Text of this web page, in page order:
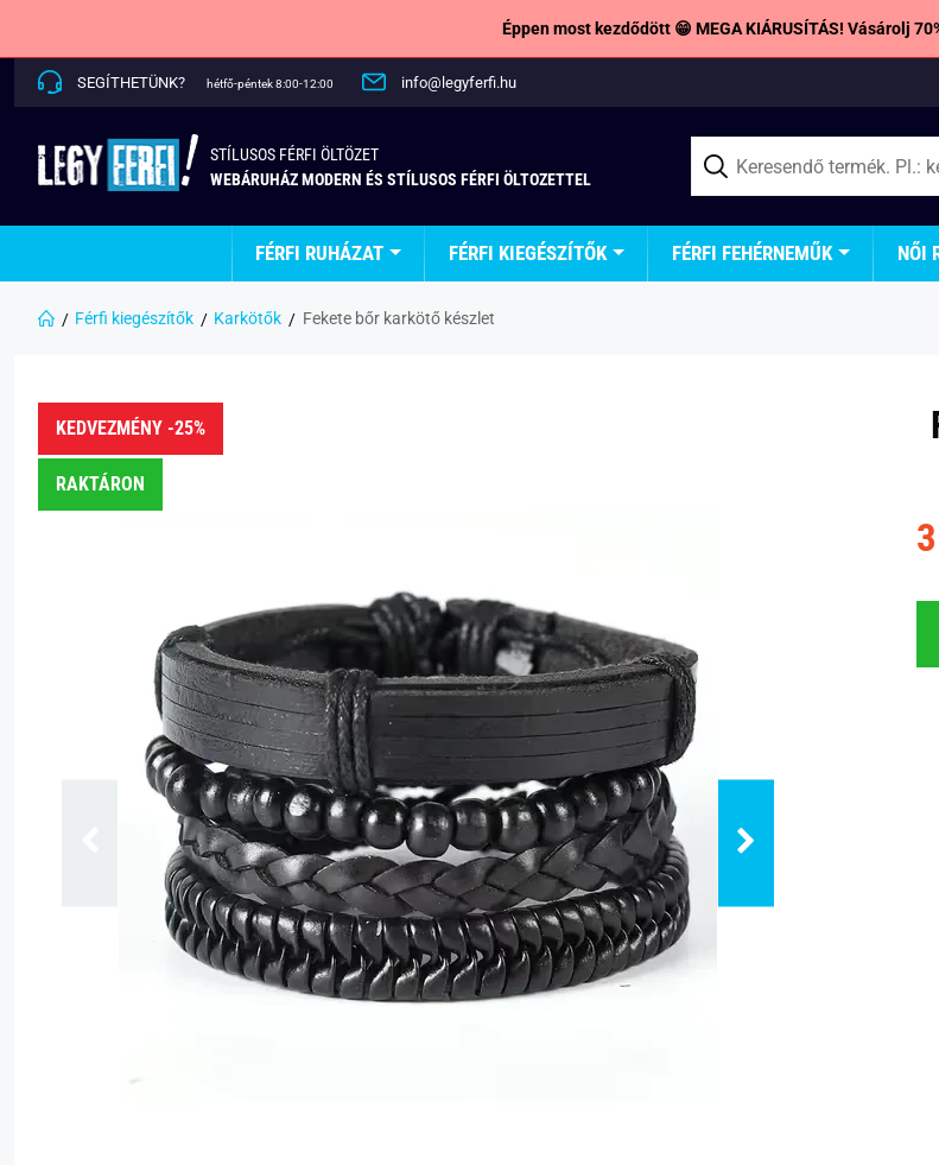
Éppen most kezdődött 😁 MEGA KIÁRUSÍTÁS! Vásárolj
SEGÍTHETÜNK? hétfő-péntek 8:00-12:00 info@legyferfi.hu
STÍLUSOS FÉRFI ÖLTÖZET
WEBÁRUHÁZ MODERN ÉS STÍLUSOS FÉRFI ÖLTOZETTEL
FÉRFI RUHÁZAT FÉRFI KIEGÉSZÍTŐK FÉRFI FEHÉRNEMŰK NŐI
Férfi kiegészítők Karkötők Fekete bőr karkötő készlet
KEDVEZMÉNY -25%
RAKTÁRON